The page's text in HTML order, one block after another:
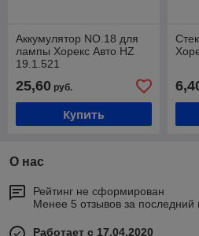
Аккумулятор NO.18 для
лампы Хорекс Авто HZ
19.1.521
25,60 руб.
Купить
О нас
Рейтинг не сформирован
Менее 5 отзывов за последний
Работает с 17.04.2020